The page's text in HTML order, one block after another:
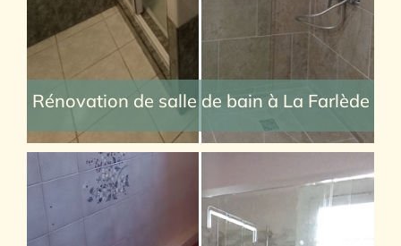
Rénovation de salle de bain à La Farlède